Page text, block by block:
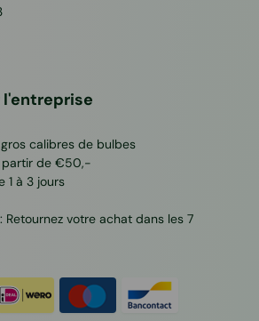
calibres de bulbes
partir de €50,-
1 à 3 jours
votre achat dans les 7